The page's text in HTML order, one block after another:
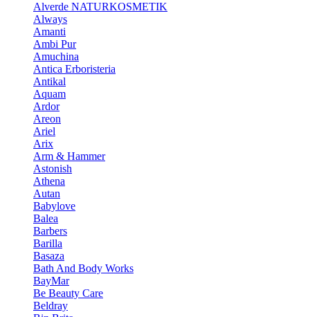
Alverde NATURKOSMETIK
Always
Amanti
Ambi Pur
Amuchina
Antica Erboristeria
Antikal
Aquam
Ardor
Areon
Ariel
Arix
Arm & Hammer
Astonish
Athena
Autan
Babylove
Balea
Barbers
Barilla
Basaza
Bath And Body Works
BayMar
Be Beauty Care
Beldray